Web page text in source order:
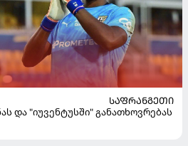
ᲡᲐᲤᲠᲐᲜᲒᲔᲗᲘ
და "იუვენტუსში" განათხოვრებას